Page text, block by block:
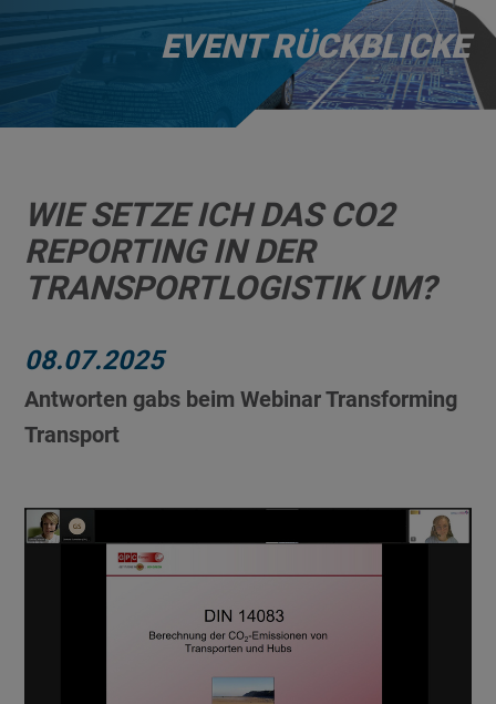
EVENT RÜCKBLICKE
WIE SETZE ICH DAS CO2
REPORTING IN DER
TRANSPORTLOGISTIK UM?
08.07.2025
Antworten gabs beim Webinar Transforming
Transport